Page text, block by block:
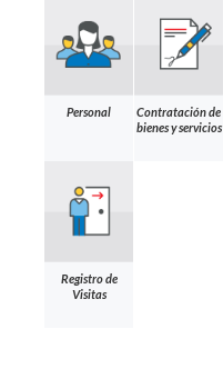
Personal
Contratación de
bienes y servicios
Registro de
Visitas